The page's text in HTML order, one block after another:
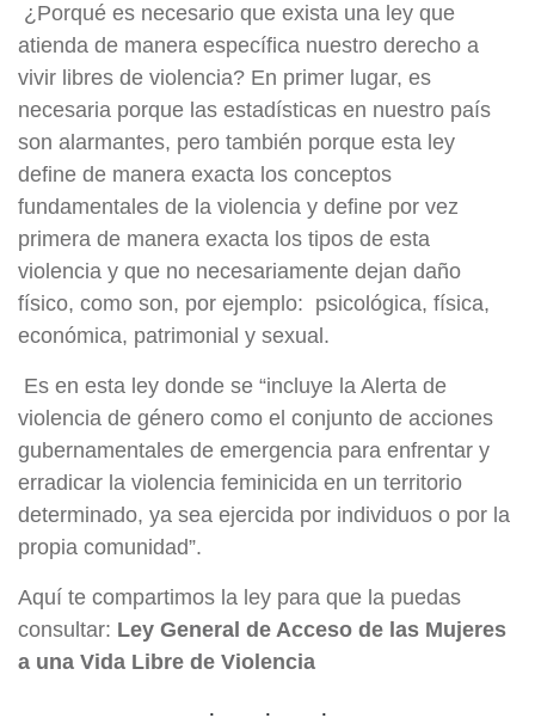
¿Porqué es necesario que exista una ley que
atienda de manera específica nuestro derecho a
vivir libres de violencia? En primer lugar, es
necesaria porque las estadísticas en nuestro país
son alarmantes, pero también porque esta ley
define de manera exacta los conceptos
fundamentales de la violencia y define por vez
primera de manera exacta los tipos de esta
violencia y que no necesariamente dejan daño
físico, como son, por ejemplo: psicológica, física,
económica, patrimonial y sexual.
Es en esta ley donde se “incluye la Alerta de
violencia de género como el conjunto de acciones
gubernamentales de emergencia para enfrentar y
erradicar la violencia feminicida en un territorio
determinado, ya sea ejercida por individuos o por la
propia comunidad”.
Aquí te compartimos la ley para que la puedas
consultar: Ley General de Acceso de las Mujeres
a una Vida Libre de Violencia